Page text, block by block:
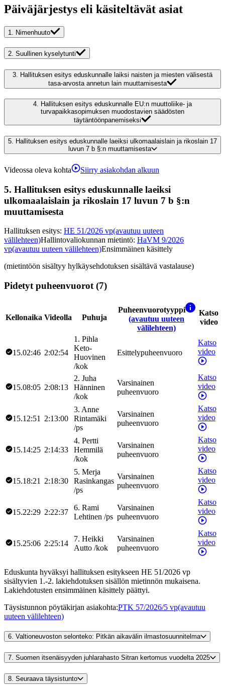
Päiväjärjestys eli käsiteltävät asiat
1. Nimenhuuto
2. Suullinen kyselytunti
3. Hallituksen esitys eduskunnalle laiksi naisten ja miesten välisestä
tasa-arvosta annetun lain muuttamisesta
4. Hallituksen esitys eduskunnalle EU:n muuttoliike- ja
turvapaikkasopimuksen muodostavien säädösten
täytäntöönpanemiseksi
5. Hallituksen esitys eduskunnalle laeiksi ulkomaalaislain ja rikoslain 17
luvun 7 b §:n muuttamisesta
Videossa oleva kohta Siirry asiakohdan alkuun
5. Hallituksen esitys eduskunnalle laeiksi
ulkomaalaislain ja rikoslain 17 luvun 7 b §:n
muuttamisesta
Hallituksen esitys: HE 51/2026 vp(avautuu uuteen
välilehteen)Hallintovaliokunnan mietintö: HaVM 9/2026
vp(avautuu uuteen välilehteen)Ensimmäinen käsittely
(mietintöön sisältyy hylkäysehdotuksen sisältävä vastalause)
Pidetyt puheenvuorot (7)
Kellonaika Videolla Puhuja
Puheenvuorotyyppi
(avautuu uuteen
välilehteen)
Katso
video
15.02:46 2:02:54
1 . Pihla
Keto-
Huovinen
/kok
Esittelypuheenvuoro
Katso
video
15.08:05 2:08:13
2. Juha
Hänninen
/kok
Varsinainen
puheenvuoro
Katso
video
15.12:51 2:13:00
3. Anne
Rintamäki
/ps
Varsinainen
puheenvuoro
Katso
video
15.14:25 2:14:33
4. Pertti
Hemmilä
/kok
Varsinainen
puheenvuoro
Katso
video
15.18:21 2:18:30
5. Merja
Rasinkangas
/ps
Varsinainen
puheenvuoro
Katso
video
15.22:29 2:22:37
6. Rami
Lehtinen /ps
Varsinainen
puheenvuoro
Katso
video
15.25:06 2:25:14
7. Heikki
Autto /kok
Varsinainen
puheenvuoro
Katso
video
Eduskunta hyväksyi hallituksen esitykseen HE 51/2026 vp
sisältyvien 1.-2. lakiehdotuksen sisällön mietinnön mukaisena.
Lakiehdotusten ensimmäinen käsittely päättyi.
Täysistunnon pöytäkirjan asiakohta:PTK 57/2026/5 vp(avautuu
uuteen välilehteen)
6. Valtioneuvoston selonteko: Pitkän aikavälin ilmastosuunnitelma
7. Suomen itsenäisyyden juhlarahasto Sitran kertomus vuodelta 2025
8. Seuraava täysistunto